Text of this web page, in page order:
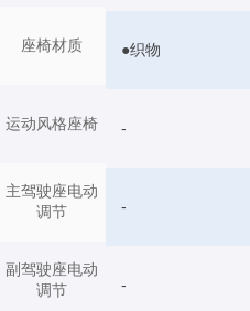
座椅材质
运动风格座椅
主驾驶座电动
调节
副驾驶座电动
调节
●织物
-
-
-